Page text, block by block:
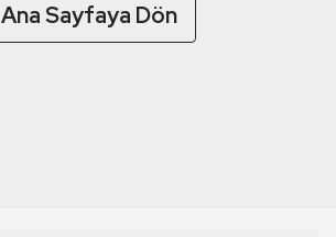
Ana Sayfaya Dön